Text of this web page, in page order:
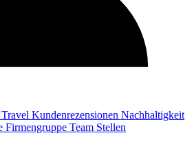
Kundenrezensionen Nachhaltigkeit
Firmengruppe Team Stellen